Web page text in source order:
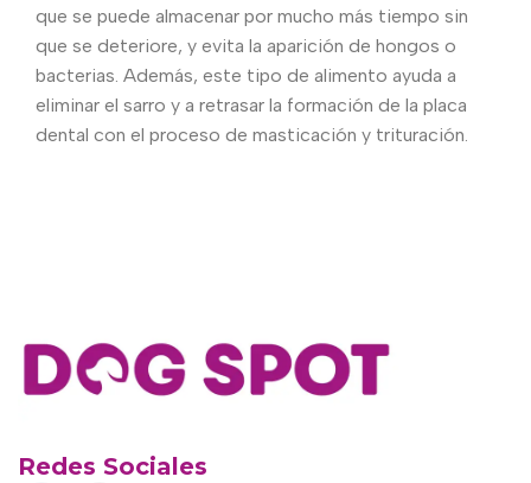
que se puede almacenar por mucho más tiempo sin
que se deteriore, y evita la aparición de hongos o
bacterias. Además, este tipo de alimento ayuda a
eliminar el sarro y a retrasar la formación de la placa
dental con el proceso de masticación y trituración.
Redes Sociales